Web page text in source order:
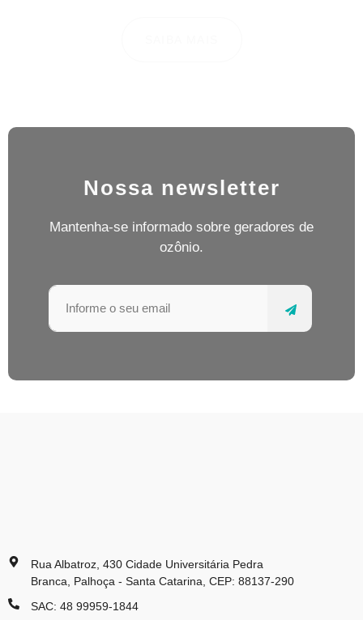
Nossa newsletter
Mantenha-se informado sobre geradores de
ozônio.
Rua Albatroz, 430 Cidade Universitária Pedra
Branca, Palhoça - Santa Catarina, CEP: 88137-290
SAC: 48 99959-1844